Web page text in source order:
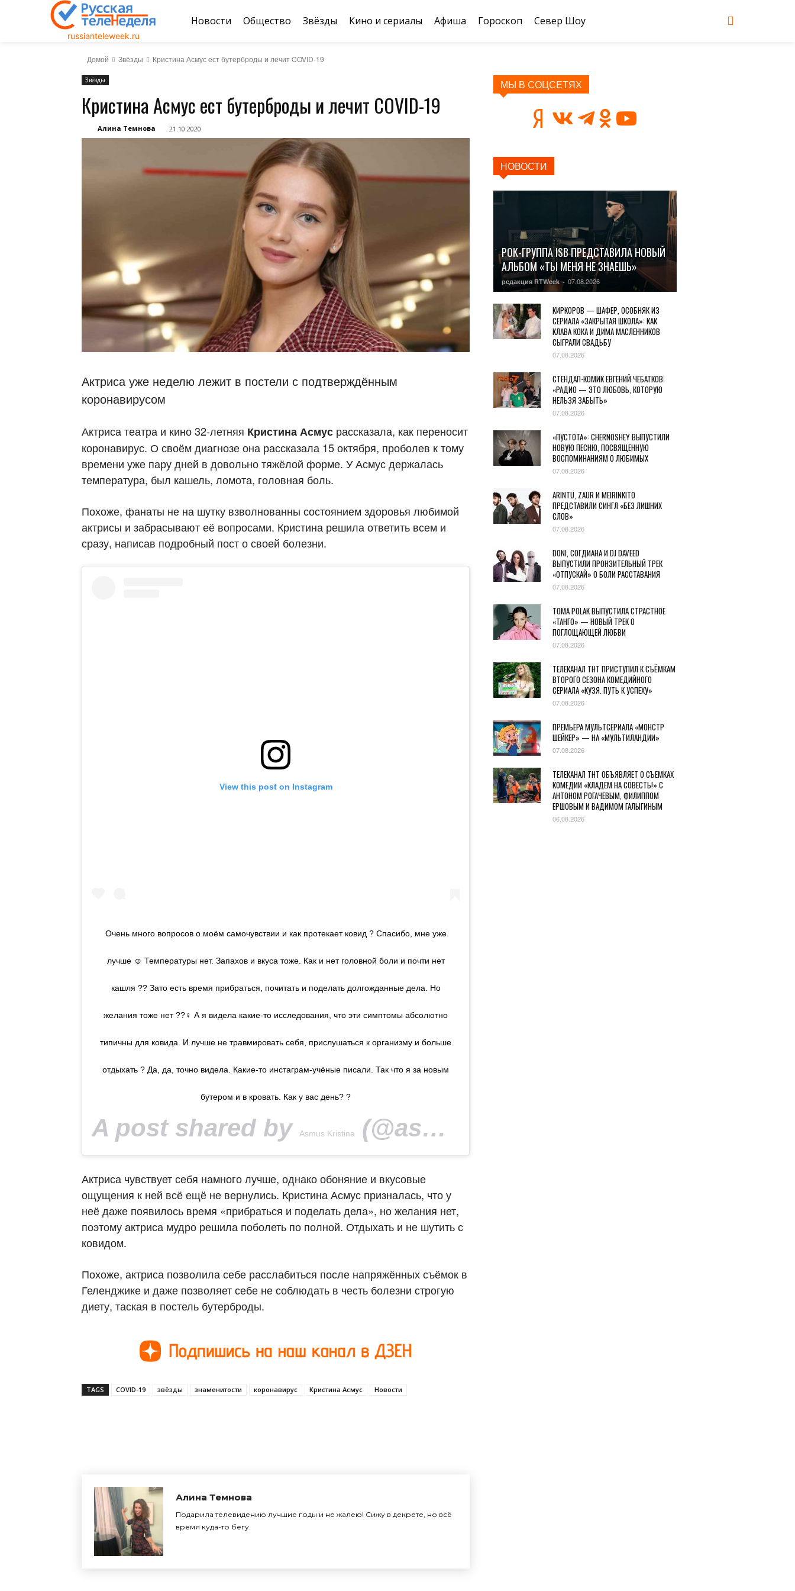
russianteleweek.ru
Новости Общество Звёзды Кино и сериалы Афиша Гороскоп Север Шоу
Домой Звёзды Кристина Асмус ест бутерброды и лечит COVID-19
Звёзды
Кристина Асмус ест бутерброды и лечит COVID-19
Алина Темнова 21.10.2020
Актриса уже неделю лежит в постели с подтверждённым
коронавирусом
Актриса театра и кино 32-летняя Кристина Асмус рассказала, как переносит
коронавирус. О своём диагнозе она рассказала 15 октября, проболев к тому
времени уже пару дней в довольно тяжёлой форме. У Асмус держалась
температура, был кашель, ломота, головная боль.
Похоже, фанаты не на шутку взволнованны состоянием здоровья любимой
актрисы и забрасывают её вопросами. Кристина решила ответить всем и
сразу, написав подробный пост о своей болезни.
View this post on Instagram
Очень много вопросов о моём самочувствии и как протекает ковид ? Спасибо, мне уже
лучше ☺️ Температуры нет. Запахов и вкуса тоже. Как и нет головной боли и почти нет
кашля ?? Зато есть время прибраться, почитать и поделать долгожданные дела. Но
желания тоже нет ??‍♀️ А я видела какие-то исследования, что эти симптомы абсолютно
типичны для ковида. И лучше не травмировать себя, прислушаться к организму и больше
отдыхать ? Да, да, точно видела. Какие-то инстаграм-учёные писали. Так что я за новым
бутером и в кровать. Как у вас день? ?
A post shared by Asmus Kristina (@asmuskristina) on
Актриса чувствует себя намного лучше, однако обоняние и вкусовые
ощущения к ней всё ещё не вернулись. Кристина Асмус призналась, что у
неё даже появилось время «прибраться и поделать дела», но желания нет,
поэтому актриса мудро решила поболеть по полной. Отдыхать и не шутить с
ковидом.
Похоже, актриса позволила себе расслабиться после напряжённых съёмок в
Геленджике и даже позволяет себе не соблюдать в честь болезни строгую
диету, таская в постель бутерброды.
TAGS COVID-19 звёзды знаменитости коронавирус Кристина Асмус Новости
Алина Темнова
Подарила телевидению лучшие годы и не жалею! Сижу в декрете, но всё
время куда-то бегу.
МЫ В СОЦСЕТЯХ
НОВОСТИ
РОК-ГРУППА ISB ПРЕДСТАВИЛА НОВЫЙ
АЛЬБОМ «ТЫ МЕНЯ НЕ ЗНАЕШЬ»
редакция RTWeek - 07.08.2026
КИРКОРОВ — ШАФЕР, ОСОБНЯК ИЗ
СЕРИАЛА «ЗАКРЫТАЯ ШКОЛА»: КАК
КЛАВА КОКА И ДИМА МАСЛЕННИКОВ
СЫГРАЛИ СВАДЬБУ
07.08.2026
СТЕНДАП-КОМИК ЕВГЕНИЙ ЧЕБАТКОВ:
«РАДИО — ЭТО ЛЮБОВЬ, КОТОРУЮ
НЕЛЬЗЯ ЗАБЫТЬ»
07.08.2026
«ПУСТОТА»: CHERNOSHEY ВЫПУСТИЛИ
НОВУЮ ПЕСНЮ, ПОСВЯЩЕННУЮ
ВОСПОМИНАНИЯМ О ЛЮБИМЫХ
07.08.2026
ARINTU, ZAUR И MEIRINKITO
ПРЕДСТАВИЛИ СИНГЛ «БЕЗ ЛИШНИХ
СЛОВ»
07.08.2026
DONI, СОГДИАНА И DJ DAVEED
ВЫПУСТИЛИ ПРОНЗИТЕЛЬНЫЙ ТРЕК
«ОТПУСКАЙ» О БОЛИ РАССТАВАНИЯ
07.08.2026
TOMA POLAK ВЫПУСТИЛА СТРАСТНОЕ
«ТАНГО» — НОВЫЙ ТРЕК О
ПОГЛОЩАЮЩЕЙ ЛЮБВИ
07.08.2026
ТЕЛЕКАНАЛ ТНТ ПРИСТУПИЛ К СЪЁМКАМ
ВТОРОГО СЕЗОНА КОМЕДИЙНОГО
СЕРИАЛА «КУЗЯ. ПУТЬ К УСПЕХУ»
07.08.2026
ПРЕМЬЕРА МУЛЬТСЕРИАЛА «МОНСТР
ШЕЙКЕР» — НА «МУЛЬТИЛАНДИИ»
07.08.2026
ТЕЛЕКАНАЛ ТНТ ОБЪЯВЛЯЕТ О СЪЕМКАХ
КОМЕДИИ «КЛАДЕМ НА СОВЕСТЬ!» С
АНТОНОМ РОГАЧЕВЫМ, ФИЛИППОМ
ЕРШОВЫМ И ВАДИМОМ ГАЛЫГИНЫМ
06.08.2026